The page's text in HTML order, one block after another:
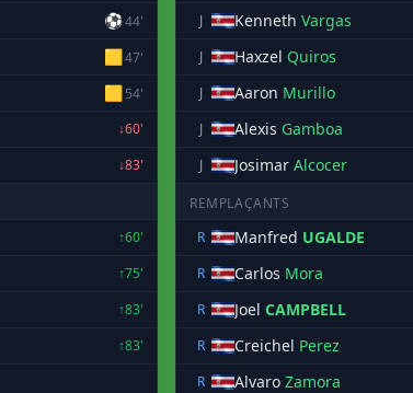
⚽44'
🟨47'
🟨54'
↓60'
↓83'
↑60'
↑75'
↑83'
↑83'
J Kenneth Vargas
J
Haxzel Quiros
J
Aaron Murillo
J
Alexis Gamboa
J
Josimar Alcocer
REMPLAÇANTS
R
Manfred UGALDE
R
Carlos Mora
R
Joel CAMPBELL
R
Creichel Perez
R
Alvaro Zamora